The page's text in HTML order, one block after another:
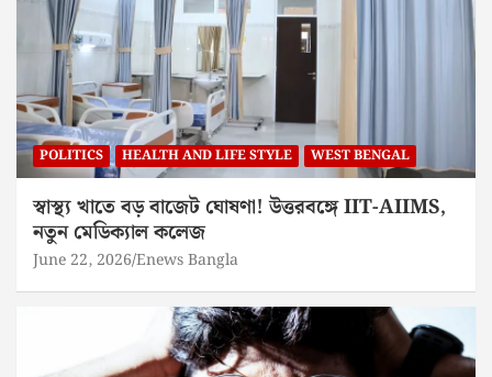
POLITICS HEALTH AND LIFE STYLE WEST BENGAL
স্বাস্থ্য খাতে বড় বাজেট ঘোষণা! উত্তরবঙ্গে IIT-AIIMS,
নতুন মেডিক্যাল কলেজ
June 22, 2026 Enews Bangla